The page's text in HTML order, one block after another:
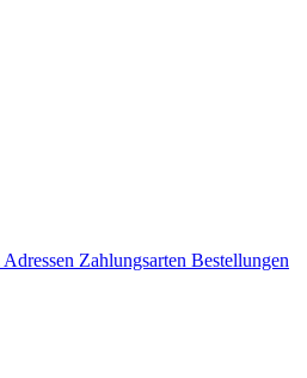
Adressen Zahlungsarten Bestellungen